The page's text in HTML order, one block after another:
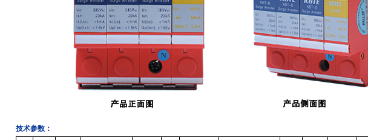
技术参数：